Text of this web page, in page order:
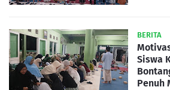
BERITA
Siswa
Penuh